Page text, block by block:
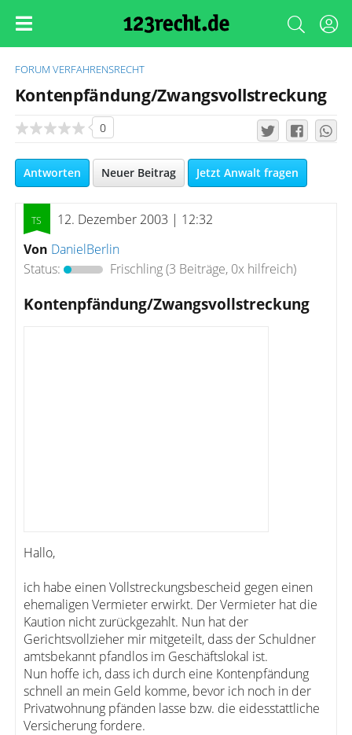
FORUM VERFAHRENSRECHT
Kontenpfändung/Zwangsvollstreckung
0
Antworten Neuer Beitrag Jetzt Anwalt fragen
12. Dezember 2003 | 12:32
Von DanielBerlin
Status:
Frischling(3 Beiträge, 0x hilfreich)
Kontenpfändung/Zwangsvollstreckung
Hallo,
ich habe einen Vollstreckungsbescheid gegen einen
ehemaligen Vermieter erwirkt. Der Vermieter hat die
Kaution nicht zurückgezahlt. Nun hat der
Gerichtsvollzieher mir mitgeteilt, dass der Schuldner
amtsbekannt pfandlos im Geschäftslokal ist.
Nun hoffe ich, dass ich durch eine Kontenpfändung
schnell an mein Geld komme, bevor ich noch in der
Privatwohnung pfänden lasse bzw. die eidesstattliche
Versicherung fordere.